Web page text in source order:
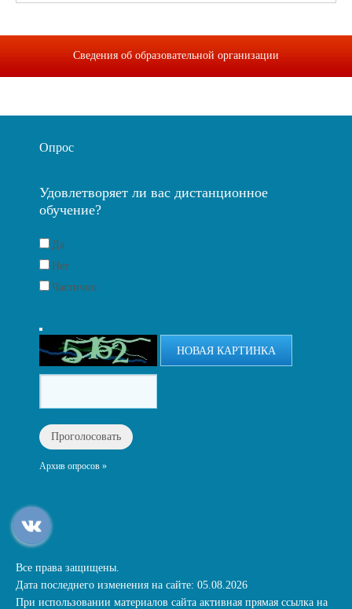
Сведения об образовательной организации
Опрос
Удовлетворяет ли вас дистанционное
обучение?
Да
Нет
Частично
НОВАЯ КАРТИНКА
Архив опросов »
Все права защищены.
Дата последнего изменения на сайте: 05.08.2026
При использовании материалов сайта активная прямая ссылка на